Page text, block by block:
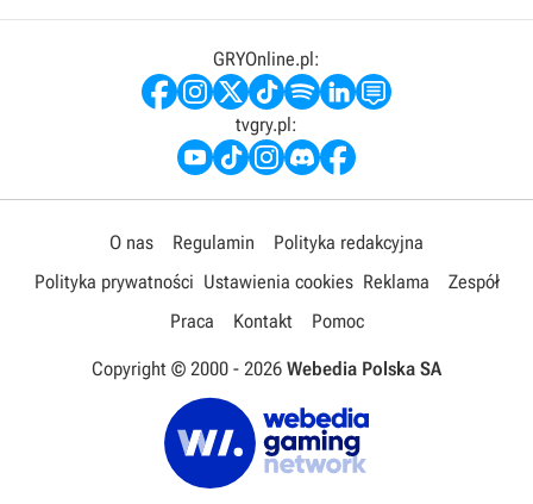
GRYOnline.pl:
tvgry.pl:
O nas Regulamin
Polityka redakcyjna
Polityka prywatności Ustawienia cookies Reklama
Zespół
Praca
Kontakt Pomoc
Copyright © 2000 - 2026 Webedia Polska SA